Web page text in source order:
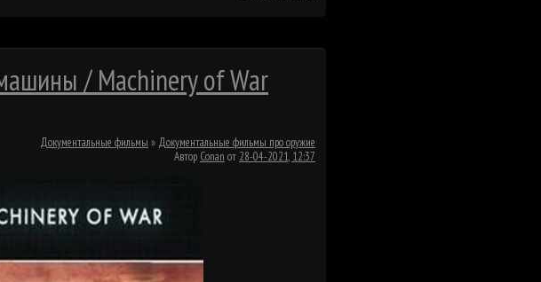
/ Machinery of War
Документальные фильмы » Документальные фильмы про оружие
Автор Conan от 28-04-2021, 12:37